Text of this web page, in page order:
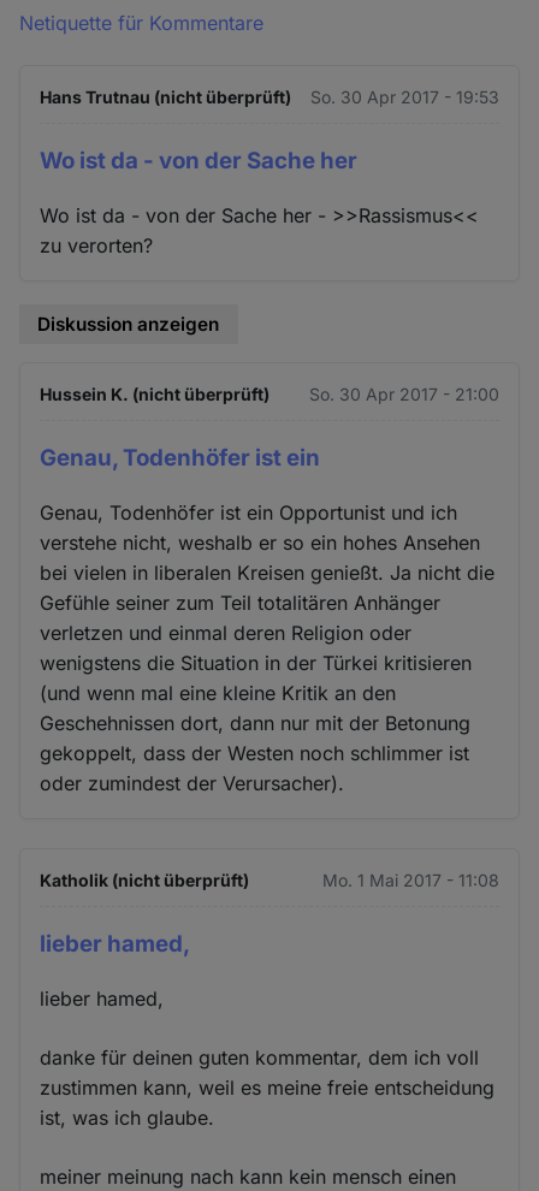
Netiquette für Kommentare
Hans Trutnau (nicht überprüft) So. 30 Apr 2017 - 19:53
Wo ist da - von der Sache her
Wo ist da - von der Sache her - >>Rassismus<<
zu verorten?
Diskussion anzeigen
Hussein K. (nicht überprüft) So. 30 Apr 2017 - 21:00
Genau, Todenhöfer ist ein
Genau, Todenhöfer ist ein Opportunist und ich
verstehe nicht, weshalb er so ein hohes Ansehen
bei vielen in liberalen Kreisen genießt. Ja nicht die
Gefühle seiner zum Teil totalitären Anhänger
verletzen und einmal deren Religion oder
wenigstens die Situation in der Türkei kritisieren
(und wenn mal eine kleine Kritik an den
Geschehnissen dort, dann nur mit der Betonung
gekoppelt, dass der Westen noch schlimmer ist
oder zumindest der Verursacher).
Katholik (nicht überprüft) Mo. 1 Mai 2017 - 11:08
lieber hamed,
lieber hamed,
danke für deinen guten kommentar, dem ich voll
zustimmen kann, weil es meine freie entscheidung
ist, was ich glaube.
meiner meinung nach kann kein mensch einen